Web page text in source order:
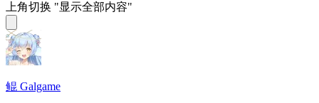
上角切换 "显示全部内容"
鲲 Galgame